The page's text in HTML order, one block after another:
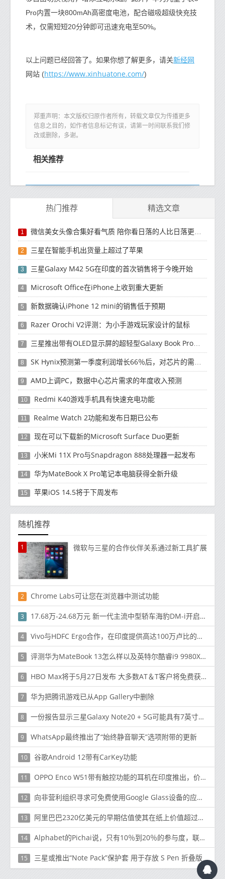
Pro内置一块800mAh高密度电池，配合磁吸超级快充技
术，仅需短短20分钟即可迅速充电至50%。
以上问题已经回答了。如果你想了解更多，请关新经网
网站 (https://www.xinhuatone.com/)
郑重声明：本文版权归原作者所有，转载文章仅为传播更多
信息之目的，如作者信息标记有误，请第一时间联系我们修
改或删除，多谢。
相关推荐
热门推荐 精选文章
1 微信美女头像合集好看气质 陪你看日落的人比日落更浪漫
2 三星在智能手机出货量上超过了苹果
3 三星Galaxy M42 5G在印度的首次销售将于今晚开始
4 Microsoft Office在iPhone上收到重大更新
5 新数据确认iPhone 12 mini的销售低于预期
6 Razer Orochi V2评测：为小手游戏玩家设计的鼠标
7 三星推出带有OLED显示屏的超轻型Galaxy Book Pro和Galaxy Book Pro 360笔记本电脑
8 SK Hynix预测第一季度利润增长66％后，对芯片的需求将增强
9 AMD上调PC，数据中心芯片需求的年度收入预测
10 Redmi K40游戏手机具有快速充电功能
11 Realme Watch 2功能和发布日期已公布
12 现在可以下载新的Microsoft Surface Duo更新
13 小米Mi 11X Pro与Snapdragon 888处理器一起发布
14 华为MateBook X Pro笔记本电脑获得全新升级
15 苹果iOS 14.5将于下周发布
随机推荐
1 微软与三星的合作伙伴关系通过新工具扩展
2 Chrome Labs可让您在浏览器中测试功能
3 17.68万-24.68万元 新一代主流中型轿车海豹DM-i开启预售
4 Vivo与HDFC Ergo合作，在印度提供高达100万卢比的人寿保险
5 评测华为MateBook 13怎么样以及英特尔酷睿i9 9980XE性能如何
6 HBO Max将于5月27日发布 大多数AT＆T客户将免费获得
7 华为把腾讯游戏已从App Gallery中删除
8 一份报告显示三星Galaxy Note20 + 5G可能具有7英寸的屏幕
9 WhatsApp最终推出了“始终静音聊天”选项附带的更新
10 谷歌Android 12带有CarKey功能
11 OPPO Enco W51带有触控功能的耳机在印度推出，价格为4999卢比
12 向非营利组织寻求可免费使用Google Glass设备的应用程序
13 阿里巴巴2320亿美元的早期估值使其在纸上价值超过eBay和亚马逊的总和
14 Alphabet的Pichai说，只有10％到20％的参与度，联系人追踪才有意义
15 三星或推出“Note Pack”保护套 用于存放 S Pen 折叠版